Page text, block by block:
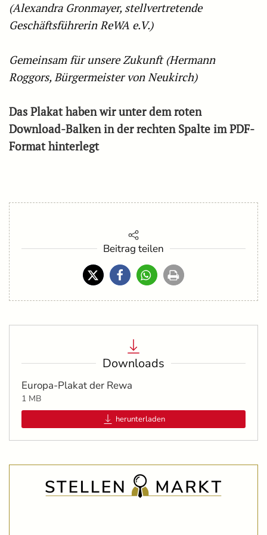
(Alexandra Gronmayer, stellvertretende
Geschäftsführerin ReWA e.V.)
Gemeinsam für unsere Zukunft (Hermann
Roggors, Bürgermeister von Neukirch)
Das Plakat haben wir unter dem roten
Download-Balken in der rechten Spalte im PDF-
Format hinterlegt
Beitrag teilen
Downloads
Europa-Plakat der Rewa
1 MB
herunterladen